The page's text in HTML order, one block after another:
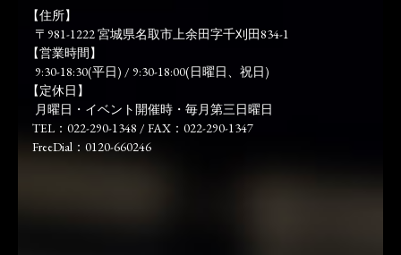
【住所】
〒981-1222 宮城県名取市上余田字千刈田834-1
【営業時間】
9:30-18:30(平日) / 9:30-18:00(日曜日、祝日)
【定休日】
月曜日・イベント開催時・毎月第三日曜日
TEL：022-290-1348 / FAX：022-290-1347
FreeDial：0120-660246